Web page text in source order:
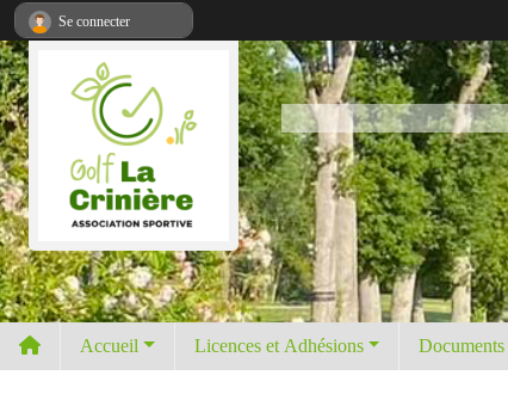
Accueil Licences et Adhésions Documents
Se connecter
Panneau de gestion des cookies